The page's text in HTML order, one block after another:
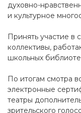
духовно-
и культурное
Принять участие в
коллективы,
школьных
По итогам смотра
электронные
театры
зрительского